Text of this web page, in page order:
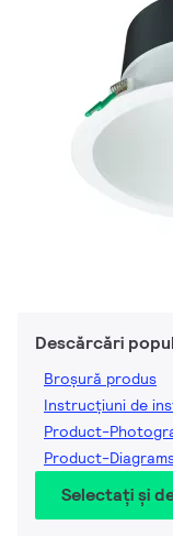
Descărcări
Broșură produs
Instrucțiuni de
Product-
Product-
Selectați și